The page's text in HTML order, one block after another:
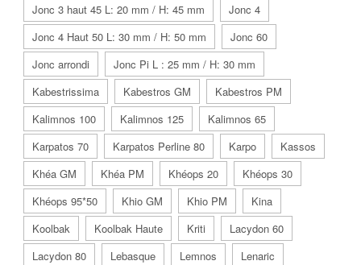
Jonc 3 haut 45 L: 20 mm / H: 45 mm
Jonc 4
Jonc 4 Haut 50 L: 30 mm / H: 50 mm
Jonc 60
Jonc arrondi
Jonc Pi L : 25 mm / H: 30 mm
Kabestrissima
Kabestros GM
Kabestros PM
Kalimnos 100
Kalimnos 125
Kalimnos 65
Karpatos 70
Karpatos Perline 80 Karpo
Kassos
Khéa GM
Khéa PM Khéops 20
Khéops 30
Khéops 95*50
Khio GM Khio PM
Kina
Koolbak
Koolbak Haute Kriti
Lacydon 60
Lacydon 80
Lebasque Lemnos
Lenaric